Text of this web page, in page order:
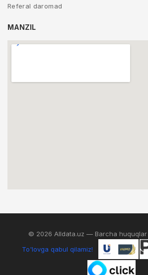
Referal daromad
MANZIL
© 2026 Alldata.uz — Barcha huquqlar
To'lovga qabul qilamiz!